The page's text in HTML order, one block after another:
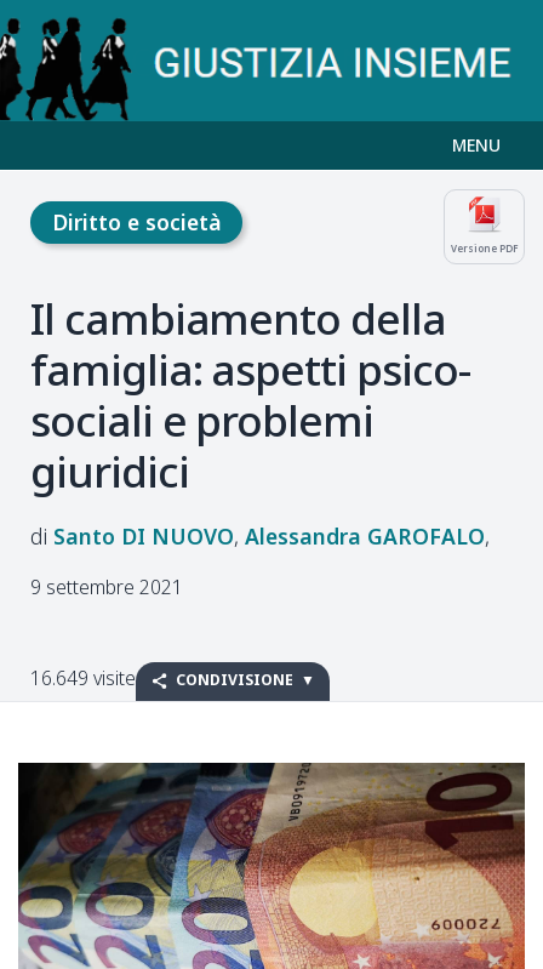
MENU
Versione PDF
Diritto e società
Il cambiamento della
famiglia: aspetti psico-
sociali e problemi
giuridici
Santo DI NUOVO Alessandra GAROFALO
9 settembre 2021
16.649 visite CONDIVISIONE